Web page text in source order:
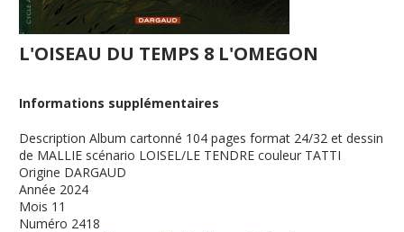
L'OISEAU DU TEMPS 8 L'OMEGON
Informations supplémentaires
Description Album cartonné 104 pages format 24/32 et dessin
de MALLIE scénario LOISEL/LE TENDRE couleur TATTI
Origine DARGAUD
Année 2024
Mois 11
Numéro 2418